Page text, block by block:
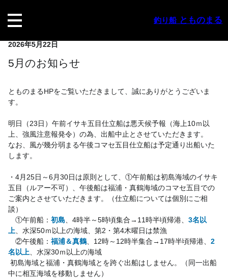
釣り船とものまる
2026年5月22日
5月のお知らせ
とものまるHPをご覧いただきまして、誠にありがとうございま
す。
明日（23日）午前イサキ五目仕立船は悪天候予報（海上10ｍ以
上、強風注意報発令）の為、出船中止とさせていただきます。
なお、風が幾分弱まる午後コマセ五目仕立船は予定通り出船いた
します。
・4月25日～6月30日は原則として、①午前船は初島海域のイサキ
五目（ルアー不可）、午後船は福浦・真鶴海域のコマセ五目での
ご案内とさせていただきます。（仕立船については個別にご相
談）
①午前船： 初島 、4時半～5時頃集合→11時半頃帰港、 3名以
上 、水深50ｍ以上の海域、第2・第4木曜日は禁漁
②午後船： 福浦＆真鶴 、12時～12時半集合→17時半頃帰港、 2
名以上 、水深30ｍ以上の海域
中に相互海域を移動しません）